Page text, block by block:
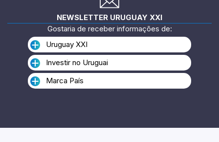
NEWSLETTER URUGUAY XXI
Gostaria de receber informações de:
Uruguay XXI
Investir no Uruguai
Marca País